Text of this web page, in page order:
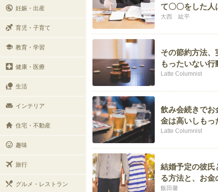
妊娠・出産
育児・子育て
教育・学習
健康・医療
生活
インテリア
住宅・不動産
趣味
旅行
グルメ・レストラン
て〇〇をした人
大西 紘平
その節約方法、
もったいない行
Latte Columnist
飲み会続きでお
金は高いしもっ
Latte Columnist
結婚予定の彼氏
る方法と、お金
飯田馨